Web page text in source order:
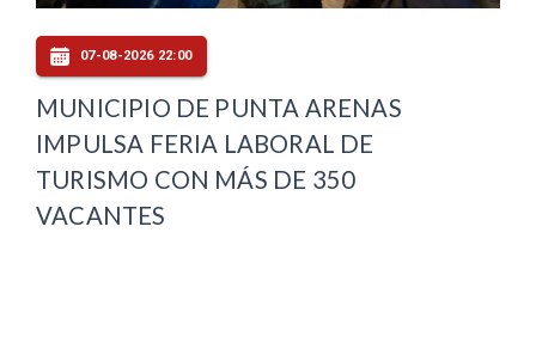
07-08-2026 22:00
MUNICIPIO DE PUNTA ARENAS
IMPULSA FERIA LABORAL DE
TURISMO CON MÁS DE 350
VACANTES